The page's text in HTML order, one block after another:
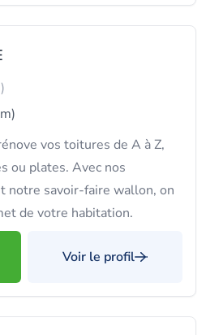
vos toitures de A à Z,
ou plates. Avec nos
notre savoir-faire wallon, on
de votre habitation.
Voir le profil